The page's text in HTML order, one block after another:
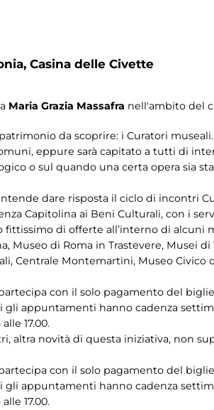
Casina delle Civette
Maria Grazia Massafra nell'ambito del
da scoprire: i Curatori
eppure sarà capitato a tutti di
o sul quando una certa opera sia
dare risposta il ciclo di incontri
Capitolina ai Beni Culturali, con i
fittissimo di offerte all’interno di alcuni
Museo di Roma in Trastevere, Musei
Centrale Montemartini, Museo Civico
con il solo pagamento del
gli appuntamenti hanno cadenza
17.00.
altra novità di questa iniziativa, non
con il solo pagamento del
appuntamenti hanno cadenza
17.00.